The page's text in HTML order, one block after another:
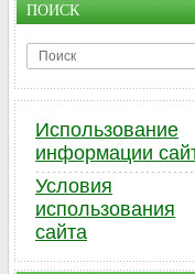
ПОИСК
Использование
информации
Условия
использования
сайта